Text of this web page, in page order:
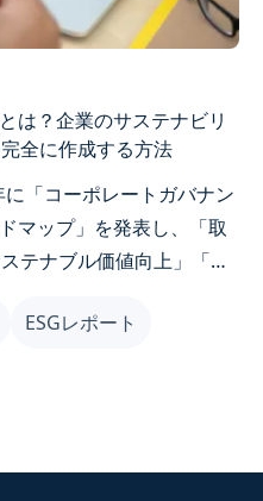
は？企業のサステナビリ
全に作成する方法
「コーポレートガバナン
マップ」を発表し、「取
テナブル価値向上」「情
ン強化、良好な対話チャ
携、受託者責任の遂行」
ス文化の深化、多様な商
ESGレポート